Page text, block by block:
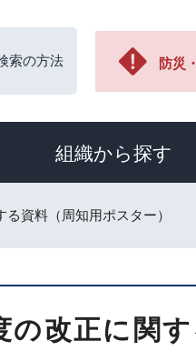
索の方法 防災
組織から探す
資料（周知用ポスター）
改正に関